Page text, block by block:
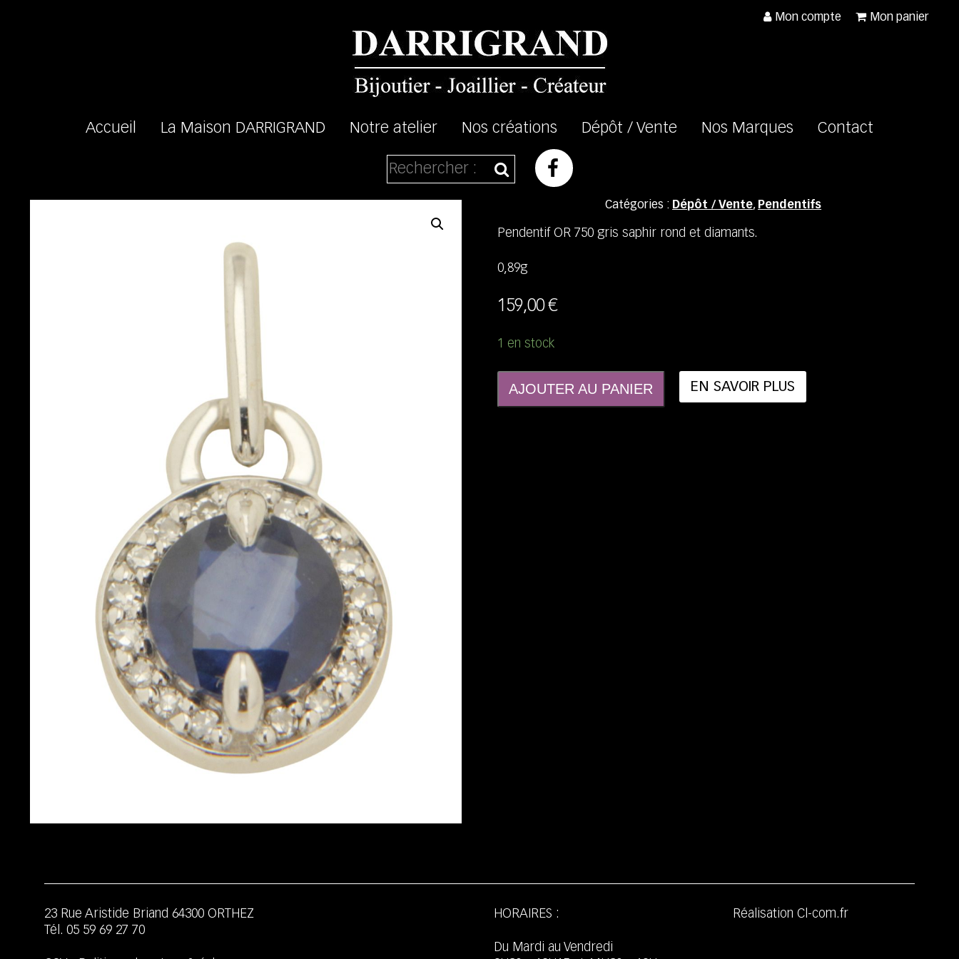
Mon compte Mon panier
Accueil La Maison DARRIGRAND Notre atelier Nos créations Dépôt / Vente Nos Marques Contact
Catégories : Dépôt / Vente, Pendentifs
Pendentif OR 750 gris saphir rond et diamants.
0,89g
159,00 €
1 en stock
AJOUTER AU PANIER EN SAVOIR PLUS
23 Rue Aristide Briand 64300 ORTHEZ
Tél. 05 59 69 27 70
HORAIRES :
Du Mardi au Vendredi
Réalisation Cl-com.fr